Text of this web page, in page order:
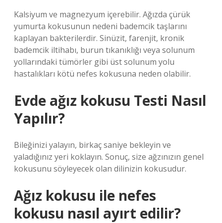
Kalsiyum ve magnezyum içerebilir. Ağızda çürük
yumurta kokusunun nedeni bademcik taşlarını
kaplayan bakterilerdir. Sinüzit, farenjit, kronik
bademcik iltihabı, burun tıkanıklığı veya solunum
yollarındaki tümörler gibi üst solunum yolu
hastalıkları kötü nefes kokusuna neden olabilir.
Evde ağız kokusu Testi Nasıl
Yapılır?
Bileğinizi yalayın, birkaç saniye bekleyin ve
yaladığınız yeri koklayın. Sonuç, size ağzınızın genel
kokusunu söyleyecek olan dilinizin kokusudur.
Ağız kokusu ile nefes
kokusu nasıl ayırt edilir?